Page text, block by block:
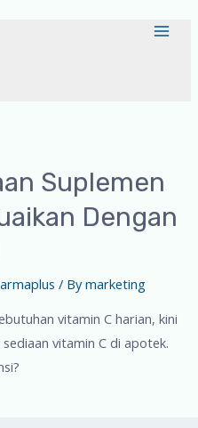
Suplemen
Dengan
/ Bymarketing
vitamin C harian, kini
vitamin C di apotek.